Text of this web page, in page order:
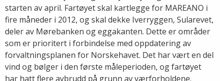
starten av april. Fartøyet skal kartlegge for MAREANO i
fire måneder i 2012, og skal dekke Iverryggen, Sularevet,
deler av Mørebanken og eggakanten. Dette er områder
som er prioritert i forbindelse med oppdatering av
forvaltningsplanen for Norskehavet. Det har vært en del
vind og bølger i den første måleperioden, og fartøyet
har hatt flere avbrudd på grunn av værforholdene.